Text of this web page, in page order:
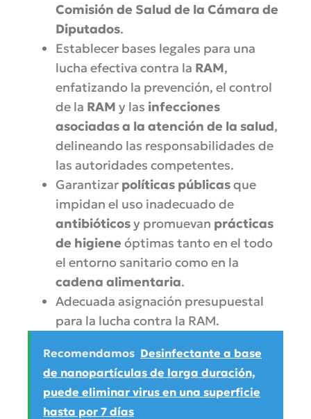
Comisión de Salud de la Cámara de
Diputados.
Establecer bases legales para una
lucha efectiva contra la RAM,
enfatizando la prevención, el control
de la RAM y las infecciones
asociadas a la atención de la salud,
delineando las responsabilidades de
las autoridades competentes.
Garantizar políticas públicasque
impidan el uso inadecuado de
antibióticosy promuevan prácticas
de higiene óptimas tanto en el todo
el entorno sanitario como en la
cadena alimentaria.
Adecuada asignación presupuestal
para la lucha contra la RAM.
Recomendamos Desinfectante a base
de nanopartículas de larga duración,
puede eliminar virus en una superficie
hasta por 7 días